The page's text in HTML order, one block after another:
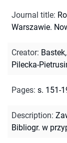
Journal title:
Warszawie.
Creator:
Pilecka-
Pages: s. 151-
Description:
Bibliogr. w